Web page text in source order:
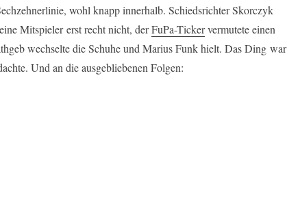
wohl knapp innerhalb. Schiedsrichter Skorczyk
Mitspieler erst recht nicht, derFuPa-Tickervermutete einen
wechselte die Schuhe und Marius Funk hielt. Das Ding war
Und an die ausgebliebenen Folgen: